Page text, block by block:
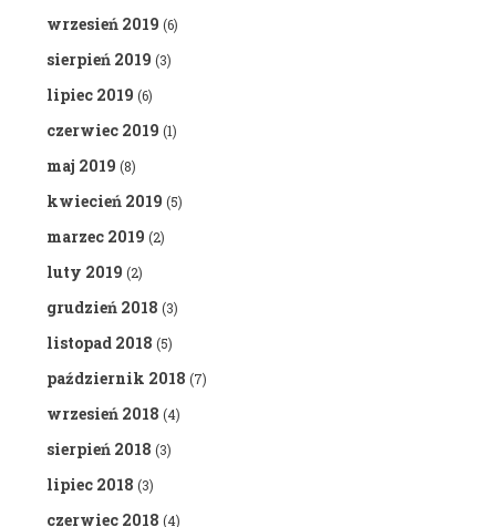
wrzesień 2019 (6)
sierpień 2019 (3)
lipiec 2019 (6)
czerwiec 2019 (1)
maj 2019 (8)
kwiecień 2019 (5)
marzec 2019 (2)
luty 2019 (2)
grudzień 2018 (3)
listopad 2018 (5)
październik 2018 (7)
wrzesień 2018 (4)
sierpień 2018 (3)
lipiec 2018 (3)
czerwiec 2018 (4)